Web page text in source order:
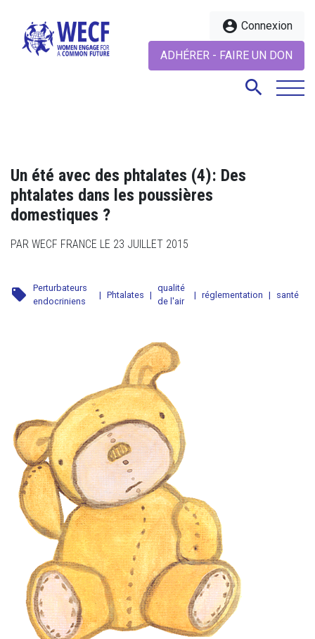
account_circle Connexion
ADHÉRER - FAIRE UN DON
search
Un été avec des phtalates (4): Des
phtalates dans les poussières
domestiques ?
PAR WECF FRANCE LE 23 JUILLET 2015
local_offer
Perturbateurs
endocriniens
| Phtalates |
qualité
de l'air
| réglementation | santé